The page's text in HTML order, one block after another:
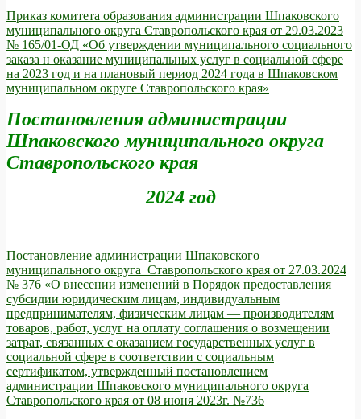
Приказ комитета образования администрации Шпаковского
муниципального округа Ставропольского края от 29.03.2023
№ 165/01-ОД «Об утверждении муниципального социального
заказа н оказание муниципальных услуг в социальной сфере
на 2023 год и на плановый период 2024 года в Шпаковском
муниципальном округе Ставропольского края»
Постановления администрации
Шпаковского муниципального округа
Ставропольского края
2024 год
Постановление администрации Шпаковского
муниципального округа Ставропольского края от 27.03.2024
№ 376 «О внесении изменений в Порядок предоставления
субсидии юридическим лицам, индивидуальным
предпринимателям, физическим лицам — производителям
товаров, работ, услуг на оплату соглашения о возмещении
затрат, связанных с оказанием государственных услуг в
социальной сфере в соответствии с социальным
сертификатом, утвержденный постановлением
администрации Шпаковского муниципального округа
Ставропольского края от 08 июня 2023г. №736